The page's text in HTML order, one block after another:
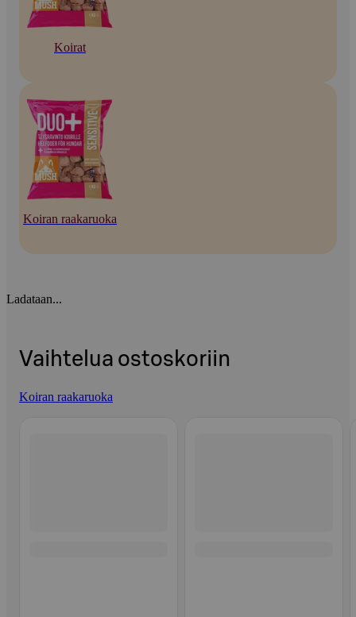
Koirat
Koiran raakaruoka
Ladataan...
Vaihtelua ostoskoriin
Koiran raakaruoka